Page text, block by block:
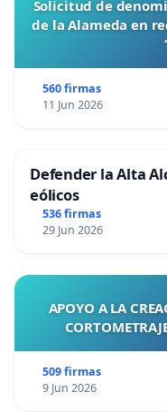
Solicitud de
de la Alameda en
560 firmas
11 Jun 2026
Defender la Alta
eólicos
536 firmas
29 Jun 2026
APOYO A LA
509 firmas
9 Jun 2026